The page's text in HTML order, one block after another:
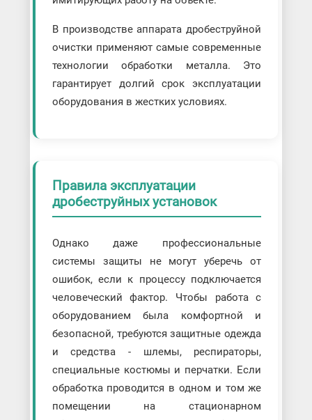
В производстве аппарата дробеструйной
очистки применяют самые современные
технологии обработки металла. Это
гарантирует долгий срок эксплуатации
оборудования в жестких условиях.
Правила эксплуатации
дробеструйных установок
Однако даже профессиональные
системы защиты не могут уберечь от
ошибок, если к процессу подключается
человеческий фактор. Чтобы работа с
оборудованием была комфортной и
безопасной, требуются защитные одежда
и средства - шлемы, респираторы,
специальные костюмы и перчатки. Если
обработка проводится в одном и том же
помещении на стационарном